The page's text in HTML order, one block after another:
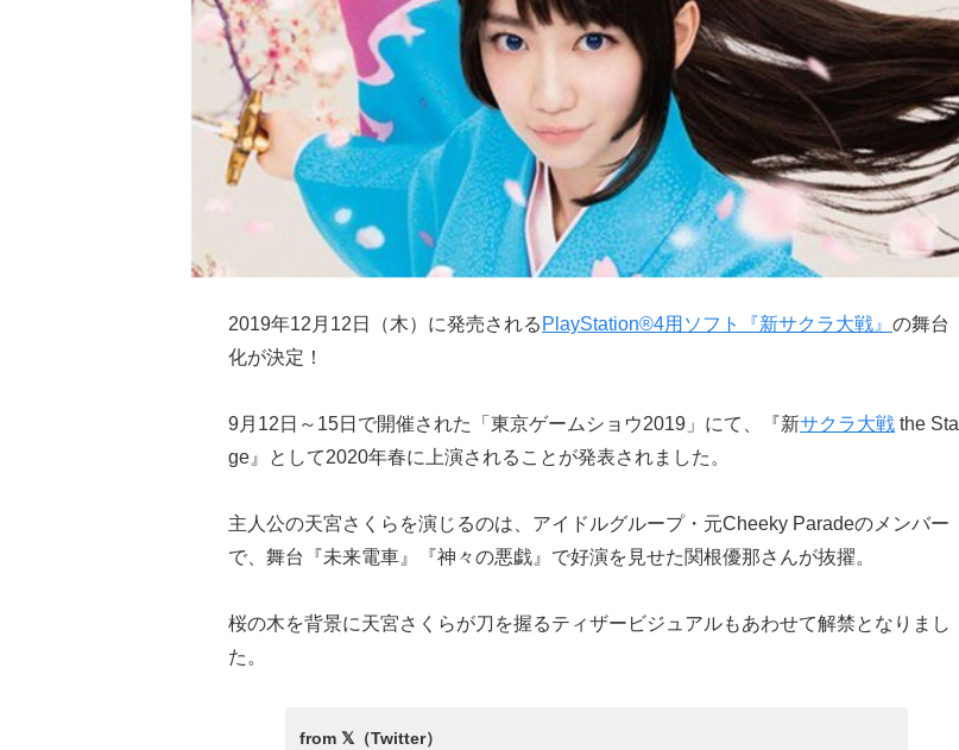
2019年12月12日（木）に発売される PlayStation®4用ソフト『新サクラ大戦』 の舞台
化が決定！
9月12日～15日で開催された「東京ゲームショウ2019」にて、『新サクラ大戦 the Sta
ge』として2020年春に上演されることが発表されました。
主人公の天宮さくらを演じるのは、アイドルグループ・元Cheeky Paradeのメンバー
で、舞台『未来電車』『神々の悪戯』で好演を見せた関根優那さんが抜擢。
桜の木を背景に天宮さくらが刀を握るティザービジュアルもあわせて解禁となりまし
た。